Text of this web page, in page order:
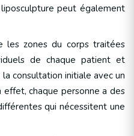
peut également
zones du corps traitées
de chaque patient et
consultation initiale avec un
effet, chaque personne a des
qui nécessitent une